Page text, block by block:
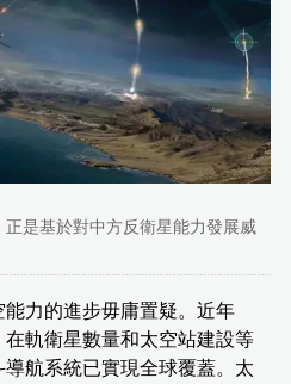
是基於對中方反衛星能力發展威
力的進步毋庸置疑。近年
軌衛星數量和太空站建設等
航系統已實現全球覆蓋。太